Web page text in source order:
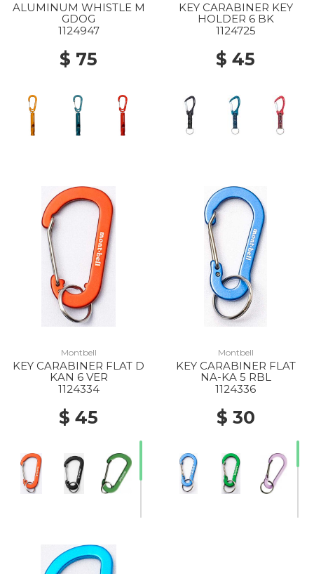
ALUMINUM WHISTLE M
GDOG
1124947
$ 75
KEY CARABINER KEY
HOLDER 6 BK
1124725
$ 45
Montbell
KEY CARABINER FLAT D
KAN 6 VER
1124334
$ 45
Montbell
KEY CARABINER FLAT
NA-KA 5 RBL
1124336
$ 30